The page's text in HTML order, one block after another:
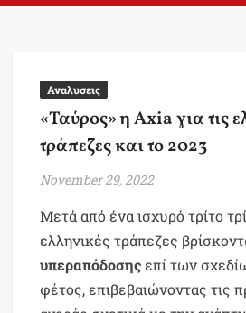
Αναλυσεις
«Ταύρος» η Axia για τις
τράπεζες και το 2023
November 29, 2022
Μετά από ένα ισχυρό τρίτο
ελληνικές τράπεζες
υπεραπόδοσηςεπί των
φέτος, επιβεβαιώνοντας τις